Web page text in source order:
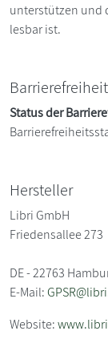
unterstützen und
lesbar ist.
Barrierefreiheit
Status der
Hersteller
Libri GmbH
Friedensallee 273
DE - 22763
E-Mail:
Website: